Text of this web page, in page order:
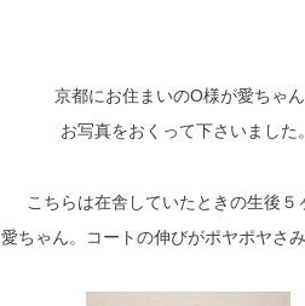
京都にお住まいのO様が愛ちゃ
お写真をおくって下さいました。
こちらは在舎していたときの生後５
愛ちゃん。コートの伸びがポヤポヤさみ